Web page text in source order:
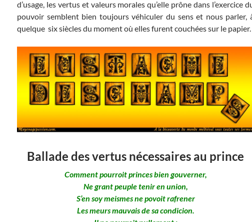
d’usage, les vertus et valeurs morales qu’elle prône dans l’exercice
pouvoir semblent bien toujours véhiculer du sens et nous parler,
quelque six siècles du moment où elles furent couchées sur le papier.
Ballade des vertus nécessaires au prince
Comment pourroit princes bien gouverner,
Ne grant peuple tenir en union,
S’en soy meismes ne povoit rafrener
Les meurs mauvais de sa condicion.